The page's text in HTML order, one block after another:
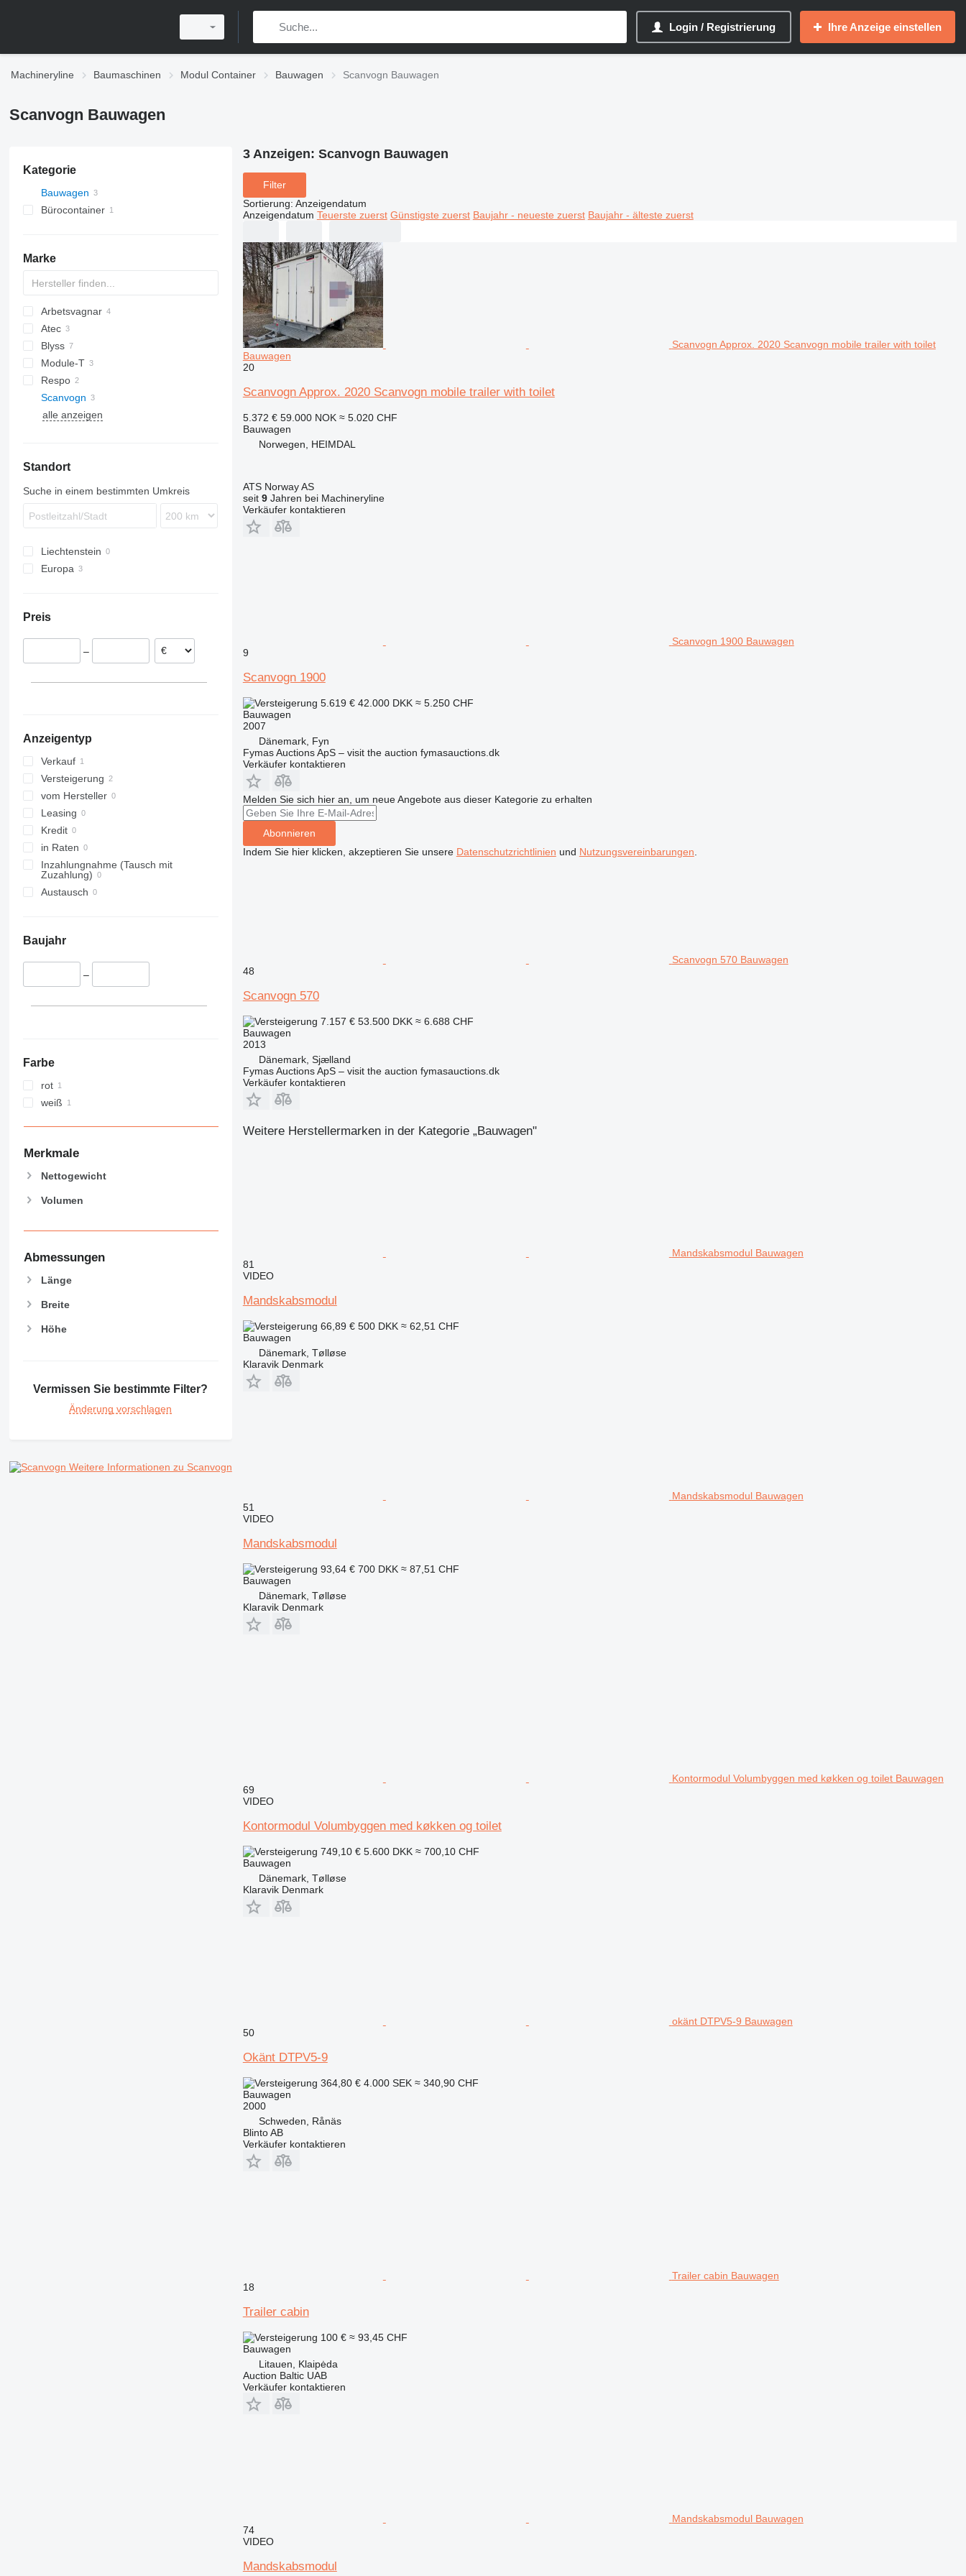
Login / Registrierung Ihre Anzeige einstellen
Machineryline Baumaschinen Modul Container Bauwagen Scanvogn Bauwagen
Scanvogn Bauwagen
Kategorie
Bauwagen
Bürocontainer
Marke
Arbetsvagnar
Atec
Blyss
TF
DRA
Module-T
Respo
Scanvogn
alle anzeigen
Standort
Suche in einem bestimmten Umkreis
Liechtenstein
Europa
Preis
–
Anzeigentyp
Verkauf
Versteigerung
vom Hersteller
Leasing
Kredit
in Raten
Inzahlungnahme (Tausch mit
Zuzahlung)
Austausch
Baujahr
–
Farbe
rot
weiß
Merkmale
Nettogewicht
Volumen
Abmessungen
Länge
Breite
Höhe
Vermissen Sie bestimmte Filter?
Änderung vorschlagen
Weitere Informationen zu Scanvogn
3 Anzeigen: Scanvogn Bauwagen
Filter
Sortierung: Anzeigendatum
Anzeigendatum Teuerste zuerst Günstigste zuerst Baujahr - neueste zuerst Baujahr - älteste zuerst
Scanvogn Approx. 2020 Scanvogn mobile trailer with toilet
Bauwagen
20
Scanvogn Approx. 2020 Scanvogn mobile trailer with toilet
5.372 € 59.000 NOK ≈ 5.020 CHF
Bauwagen
Norwegen, HEIMDAL
ATS Norway AS
seit 9Jahren bei Machineryline
Verkäufer kontaktieren
Scanvogn 1900 Bauwagen
9
Scanvogn 1900
5.619 € 42.000 DKK ≈ 5.250 CHF
Bauwagen
2007
Dänemark, Fyn
Fymas Auctions ApS – visit the auction fymasauctions.dk
Verkäufer kontaktieren
Melden Sie sich hier an, um neue Angebote aus dieser Kategorie zu erhalten
Abonnieren
Indem Sie hier klicken, akzeptieren Sie unsere Datenschutzrichtlinien und Nutzungsvereinbarungen
Scanvogn 570 Bauwagen
48
Scanvogn 570
7.157 € 53.500 DKK ≈ 6.688 CHF
Bauwagen
2013
Dänemark, Sjælland
Fymas Auctions ApS – visit the auction fymasauctions.dk
Verkäufer kontaktieren
Weitere Herstellermarken in der Kategorie „Bauwagen"
Mandskabsmodul Bauwagen
81
VIDEO
Mandskabsmodul
66,89 € 500 DKK ≈ 62,51 CHF
Bauwagen
Dänemark, Tølløse
Klaravik Denmark
Mandskabsmodul Bauwagen
51
VIDEO
Mandskabsmodul
93,64 € 700 DKK ≈ 87,51 CHF
Bauwagen
Dänemark, Tølløse
Klaravik Denmark
Kontormodul Volumbyggen med køkken og toilet Bauwagen
69
VIDEO
Kontormodul Volumbyggen med køkken og toilet
749,10 € 5.600 DKK ≈ 700,10 CHF
Bauwagen
Dänemark, Tølløse
Klaravik Denmark
okänt DTPV5-9 Bauwagen
50
Okänt DTPV5-9
364,80 € 4.000 SEK ≈ 340,90 CHF
Bauwagen
2000
Schweden, Rånäs
Blinto AB
Verkäufer kontaktieren
Trailer cabin Bauwagen
18
Trailer cabin
100 € ≈ 93,45 CHF
Bauwagen
Litauen, Klaipėda
Auction Baltic UAB
Verkäufer kontaktieren
Mandskabsmodul Bauwagen
74
VIDEO
Mandskabsmodul